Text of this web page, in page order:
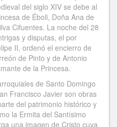
del siglo XIV se debe al
de Éboli, Doña Ana de
Cifuentes. La noche del 28
y disputas, el por
II, ordenó el encierro de
de Pinto y de Antonio
de la Princesa.
de Santo Domingo
Francisco Javier son obras
del patrimonio histórico y
la Ermita del Santísimo
una imagen de Cristo cuya